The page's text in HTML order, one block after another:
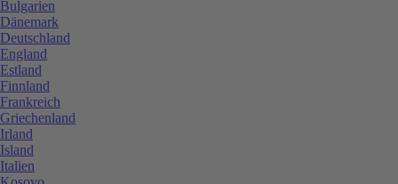
Bulgarien
Dänemark
Deutschland
England
Estland
Finnland
Frankreich
Griechenland
Irland
Island
Italien